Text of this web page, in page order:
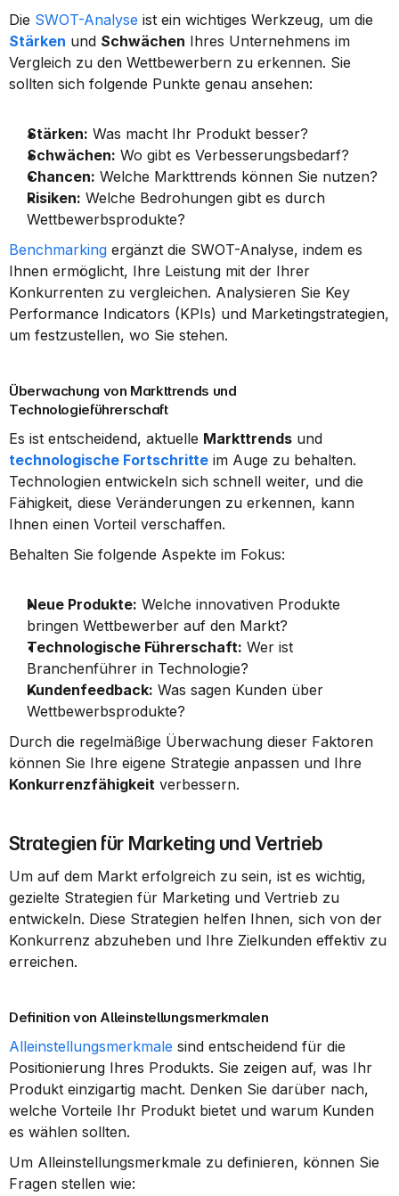
Die SWOT-Analyse
Stärken und Schwächen Ihres Unternehmens im
Vergleich zu den Wettbewerbern zu erkennen. Sie
sollten sich folgende Punkte genau ansehen:
Stärken: Was macht Ihr Produkt besser?
Schwächen: Wo gibt es Verbesserungsbedarf?
Chancen: Welche Markttrends können Sie nutzen?
Risiken: Welche Bedrohungen gibt es durch
Wettbewerbsprodukte?
Benchmarking ergänzt die SWOT-Analyse, indem es
Ihnen ermöglicht, Ihre Leistung mit der Ihrer
Konkurrenten zu vergleichen. Analysieren Sie Key
Performance Indicators (KPIs) und Marketingstrategien,
um festzustellen, wo Sie stehen.
Überwachung von Markttrends und
Technologieführerschaft
Es ist entscheidend, aktuelle Markttrends
technologische Fortschritte im Auge zu behalten.
Technologien entwickeln sich schnell weiter, und die
Fähigkeit, diese Veränderungen zu erkennen, kann
Ihnen einen Vorteil verschaffen.
Behalten Sie folgende Aspekte im Fokus:
Neue Produkte: Welche innovativen Produkte
bringen Wettbewerber auf den Markt?
Technologische Führerschaft: Wer ist
Branchenführer in Technologie?
Kundenfeedback: Was sagen Kunden über
Wettbewerbsprodukte?
Durch die regelmäßige Überwachung dieser Faktoren
Konkurrenzfähigkeit verbessern.
Strategien für Marketing und Vertrieb
Um auf dem Markt erfolgreich zu sein, ist es wichtig,
gezielte Strategien für Marketing und Vertrieb zu
entwickeln. Diese Strategien helfen Ihnen, sich von der
Konkurrenz abzuheben und Ihre Zielkunden effektiv zu
erreichen.
Definition von Alleinstellungsmerkmalen
Alleinstellungsmerkmale sind entscheidend für die
Positionierung Ihres Produkts. Sie zeigen auf, was Ihr
Produkt einzigartig macht. Denken Sie darüber nach,
welche Vorteile Ihr Produkt bietet und warum Kunden
es wählen sollten.
Um Alleinstellungsmerkmale zu definieren, können Sie
Fragen stellen wie: